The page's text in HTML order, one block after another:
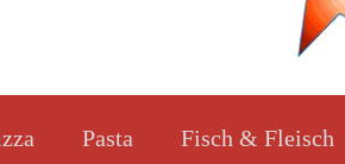
Pasta Fisch & Fleisch